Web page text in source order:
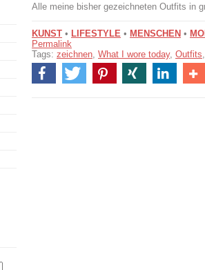
Alle meine bisher gezeichneten Outfits in
KUNST • LIFESTYLE • MENSCHEN •
Permalink
Tags: zeichnen, What I wore today, Outfits,